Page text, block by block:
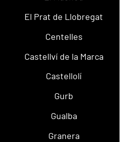
El Prat de Llobregat
Centelles
Castellví de la Marca
Castellolí
Gurb
Gualba
Granera